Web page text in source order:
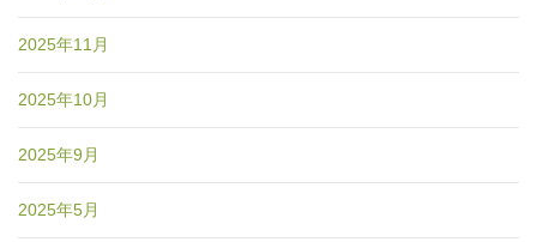
2025年11月
2025年10月
2025年9月
2025年5月